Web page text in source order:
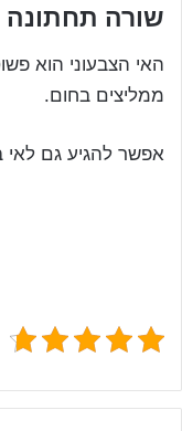
שורה תחתונה
האי הצבעוני הוא
ממליצים בחום.
אפשר להגיע גם לאי